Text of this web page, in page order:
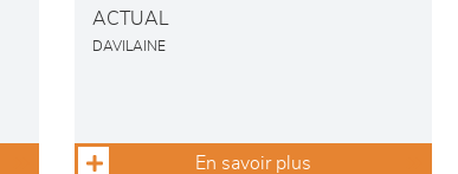
ACTUAL
DAVILAINE
En savoir plus